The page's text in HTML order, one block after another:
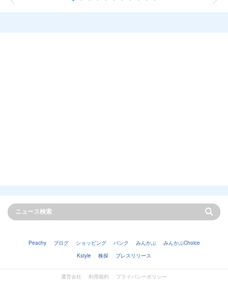
Peachy ブログ ショッピング バンク みんかぶ
みんかぶChoice
Kstyle
株探 プレスリリース
運営会社 利用規約 プライバシーポリシー